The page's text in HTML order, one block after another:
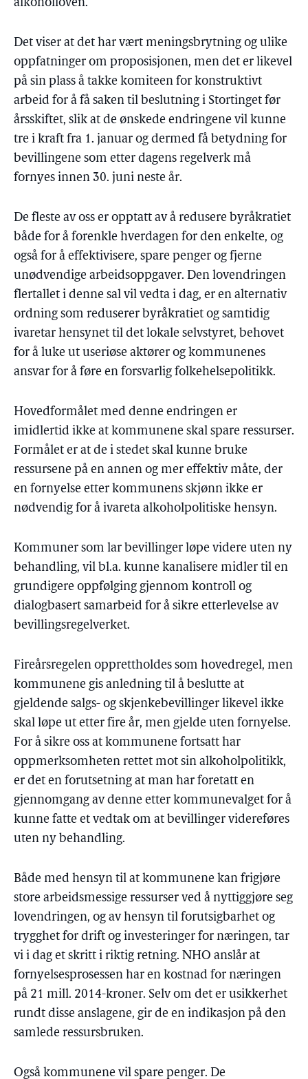
alkoholloven.
Det viser at det har vært meningsbrytning og ulike
oppfatninger om proposisjonen, men det er likevel
på sin plass å takke komiteen for konstruktivt
arbeid for å få saken til beslutning i Stortinget før
årsskiftet, slik at de ønskede endringene vil kunne
tre i kraft fra 1. januar og dermed få betydning for
bevillingene som etter dagens regelverk må
fornyes innen 30. juni neste år.
De fleste av oss er opptatt av å redusere byråkratiet
både for å forenkle hverdagen for den enkelte, og
også for å effektivisere, spare penger og fjerne
unødvendige arbeidsoppgaver. Den lovendringen
flertallet i denne sal vil vedta i dag, er en alternativ
ordning som reduserer byråkratiet og samtidig
ivaretar hensynet til det lokale selvstyret, behovet
for å luke ut useriøse aktører og kommunenes
ansvar for å føre en forsvarlig folkehelsepolitikk.
Hovedformålet med denne endringen er
imidlertid ikke at kommunene skal spare ressurser.
Formålet er at de i stedet skal kunne bruke
ressursene på en annen og mer effektiv måte, der
en fornyelse etter kommunens skjønn ikke er
nødvendig for å ivareta alkoholpolitiske hensyn.
Kommuner som lar bevillinger løpe videre uten ny
behandling, vil bl.a. kunne kanalisere midler til en
grundigere oppfølging gjennom kontroll og
dialogbasert samarbeid for å sikre etterlevelse av
bevillingsregelverket.
Fireårsregelen opprettholdes som hovedregel, men
kommunene gis anledning til å beslutte at
gjeldende salgs- og skjenkebevillinger likevel ikke
skal løpe ut etter fire år, men gjelde uten fornyelse.
For å sikre oss at kommunene fortsatt har
oppmerksomheten rettet mot sin alkoholpolitikk,
er det en forutsetning at man har foretatt en
gjennomgang av denne etter kommunevalget for å
kunne fatte et vedtak om at bevillinger videreføres
uten ny behandling.
Både med hensyn til at kommunene kan frigjøre
store arbeidsmessige ressurser ved å nyttiggjøre seg
lovendringen, og av hensyn til forutsigbarhet og
trygghet for drift og investeringer for næringen, tar
vi i dag et skritt i riktig retning. NHO anslår at
fornyelsesprosessen har en kostnad for næringen
på 21 mill. 2014-kroner. Selv om det er usikkerhet
rundt disse anslagene, gir de en indikasjon på den
samlede ressursbruken.
Også kommunene vil spare penger. De